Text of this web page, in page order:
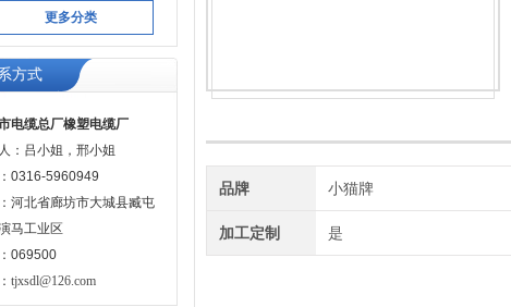
更多分类
方式
电缆总厂橡塑电缆厂
：吕小姐，邢小姐
0316-5960949
河北省廊坊市大城县臧屯
马工业区
069500
tjxsdl@126.com
品牌 小猫牌
加工定制 是